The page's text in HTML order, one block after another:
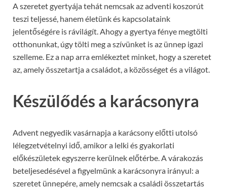
A szeretet gyertyája tehát nemcsak az adventi koszorút
teszi teljessé, hanem életünk és kapcsolataink
jelentőségére is rávilágít. Ahogy a gyertya fénye megtölti
otthonunkat, úgy tölti meg a szívünket is az ünnep igazi
szelleme. Ez a nap arra emlékeztet minket, hogy a szeretet
az, amely összetartja a családot, a közösséget és a világot.
Készülődés a karácsonyra
Advent negyedik vasárnapja a karácsony előtti utolsó
lélegzetvételnyi idő, amikor a lelki és gyakorlati
előkészületek egyszerre kerülnek előtérbe. A várakozás
beteljesedésével a figyelmünk a karácsonyra irányul: a
szeretet ünnepére, amely nemcsak a családi összetartás